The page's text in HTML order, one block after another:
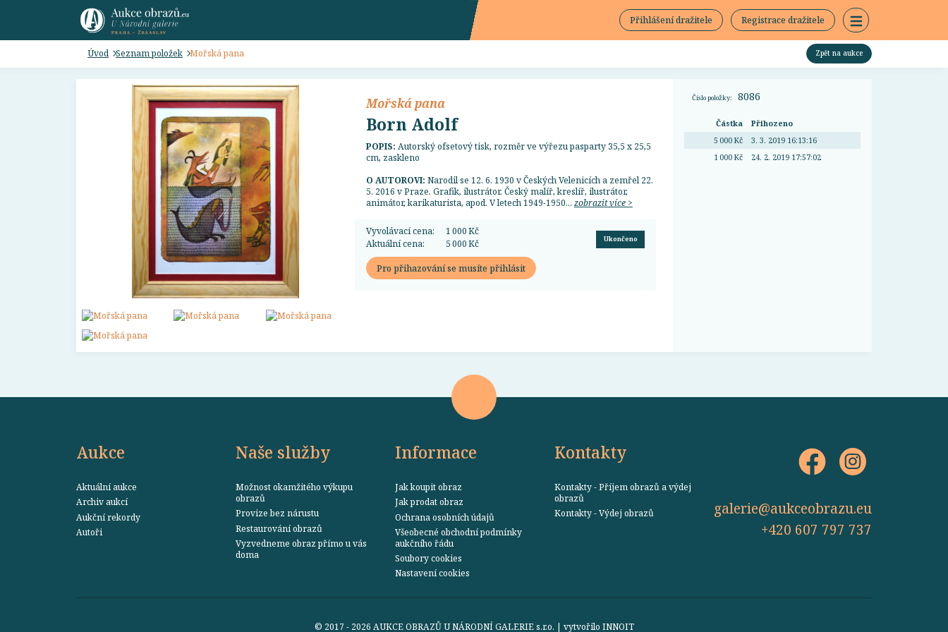
Přihlášení dražitele Registrace dražitele
Úvod Seznam položek Mořská pana Zpět na aukce
Mořská pana
Born Adolf
POPIS: Autorský ofsetový tisk, rozměr ve výřezu pasparty 35,5 x 25,5
cm, zaskleno
O AUTOROVI: Narodil se 12. 6. 1930 v Českých Velenicích a zemřel 22.
5. 2016 v Praze. Grafik, ilustrátor. Český malíř, kreslíř, ilustrátor,
animátor, karikaturista, apod. V letech 1949-1950... zobrazit více >
Vyvolávací cena:
1 000 Kč
Aktuální cena:
5 000 Kč Ukončeno
Pro přihazování se musíte přihlásit
Číslo položky: 8086
Částka
Přihozeno
5 000 Kč
3. 3. 2019 16:13:16
1 000 Kč
24. 2. 2019 17:57:02
Aukce
Aktuální aukce
Archiv aukcí
Aukční rekordy
Autoři
Naše služby
Možnost okamžitého výkupu
obrazů
Provize bez nárustu
Restaurování obrazů
Vyzvedneme obraz přímo u vás
doma
Informace
Jak koupit obraz
Jak prodat obraz
Ochrana osobních údajů
Všeobecné obchodní podmínky
aukčního řádu
Soubory cookies
Nastavení cookies
Kontakty
Kontakty - Příjem obrazů a výdej
obrazů
Kontakty - Výdej obrazů
galerie@aukceobrazu.eu
+420 607 797 737
© 2017 - 2026 AUKCE OBRAZŮ U NÁRODNÍ GALERIE s.r.o. | vytvořilo INNOIT